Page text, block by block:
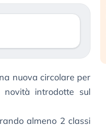
nuova circolare per
introdotte sul
almeno 2 classi
gli investitori retail (…)